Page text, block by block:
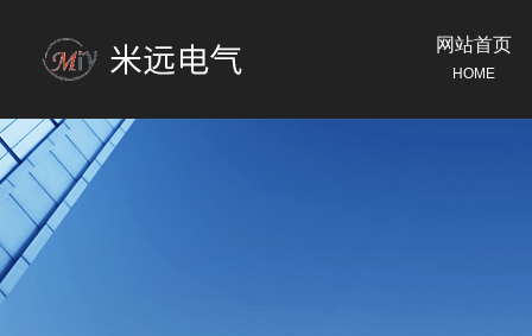
网站首页
HOME